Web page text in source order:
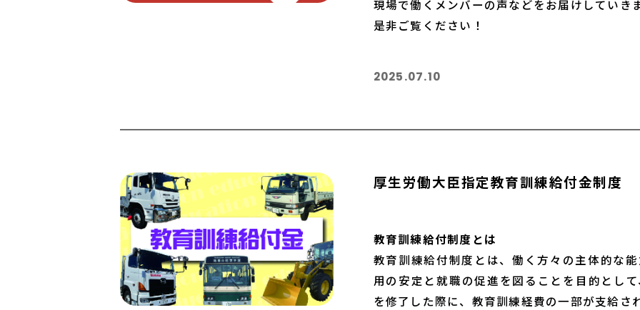
現場で働くメンバーの声などをお届けしていき
是非ご覧ください！
2025.07.10
厚生労働大臣指定教育訓練給付金制度
教育訓練給付制度とは
教育訓練給付制度とは、働く方々の主体的な
用の安定と就職の促進を図ることを目的とし
を修了した際に、教育訓練経費の一部が支給さ